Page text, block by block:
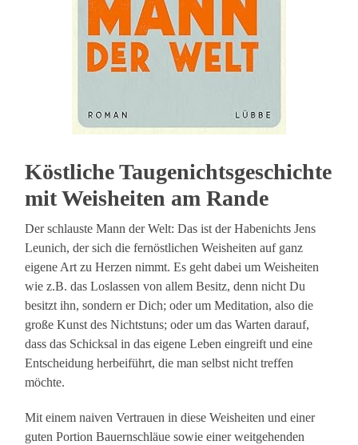
Köstliche Taugenichtsgeschichte
mit Weisheiten am Rande
Der schlauste Mann der Welt: Das ist der Habenichts Jens
Leunich, der sich die fernöstlichen Weisheiten auf ganz
eigene Art zu Herzen nimmt. Es geht dabei um Weisheiten
wie z.B. das Loslassen von allem Besitz, denn nicht Du
besitzt ihn, sondern er Dich; oder um Meditation, also die
große Kunst des Nichtstuns; oder um das Warten darauf,
dass das Schicksal in das eigene Leben eingreift und eine
Entscheidung herbeiführt, die man selbst nicht treffen
möchte.
Mit einem naiven Vertrauen in diese Weisheiten und einer
guten Portion Bauernschläue sowie einer weitgehenden